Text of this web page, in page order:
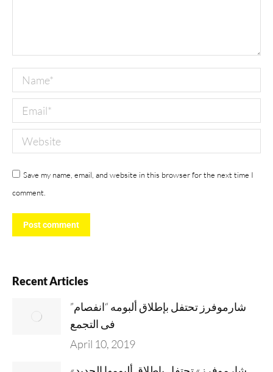
Name *
Email *
Website
Save my name, email, and website in this browser for the next time I
comment.
Post comment
Recent Articles
شارموفرز تحتفل بإطلاق ألبومه “انفصام”
فى التجمع
April 10, 2019